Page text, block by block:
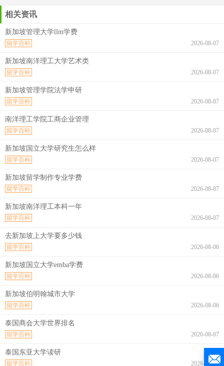
相关资讯
新加坡管理大学llm学费
2026-08-07
留学百科
新加坡南洋理工大学艺术类
2026-08-07
留学百科
新加坡管理学院法学申研
2026-08-07
留学百科
南洋理工学院工商企业管理
2026-08-07
留学百科
新加坡国立大学研究生怎么样
2026-08-07
留学百科
新加坡留学制作专业学费
2026-08-07
留学百科
新加坡南洋理工本科一年
2026-08-07
留学百科
去新加坡上大学要多少钱
2026-08-06
留学百科
新加坡国立大学emba学费
2026-08-06
留学百科
新加坡伯明翰城市大学
2026-08-06
留学百科
泰国商会大学世界排名
2026-08-07
留学百科
泰国东亚大学读研
2026-08-07
留学百科